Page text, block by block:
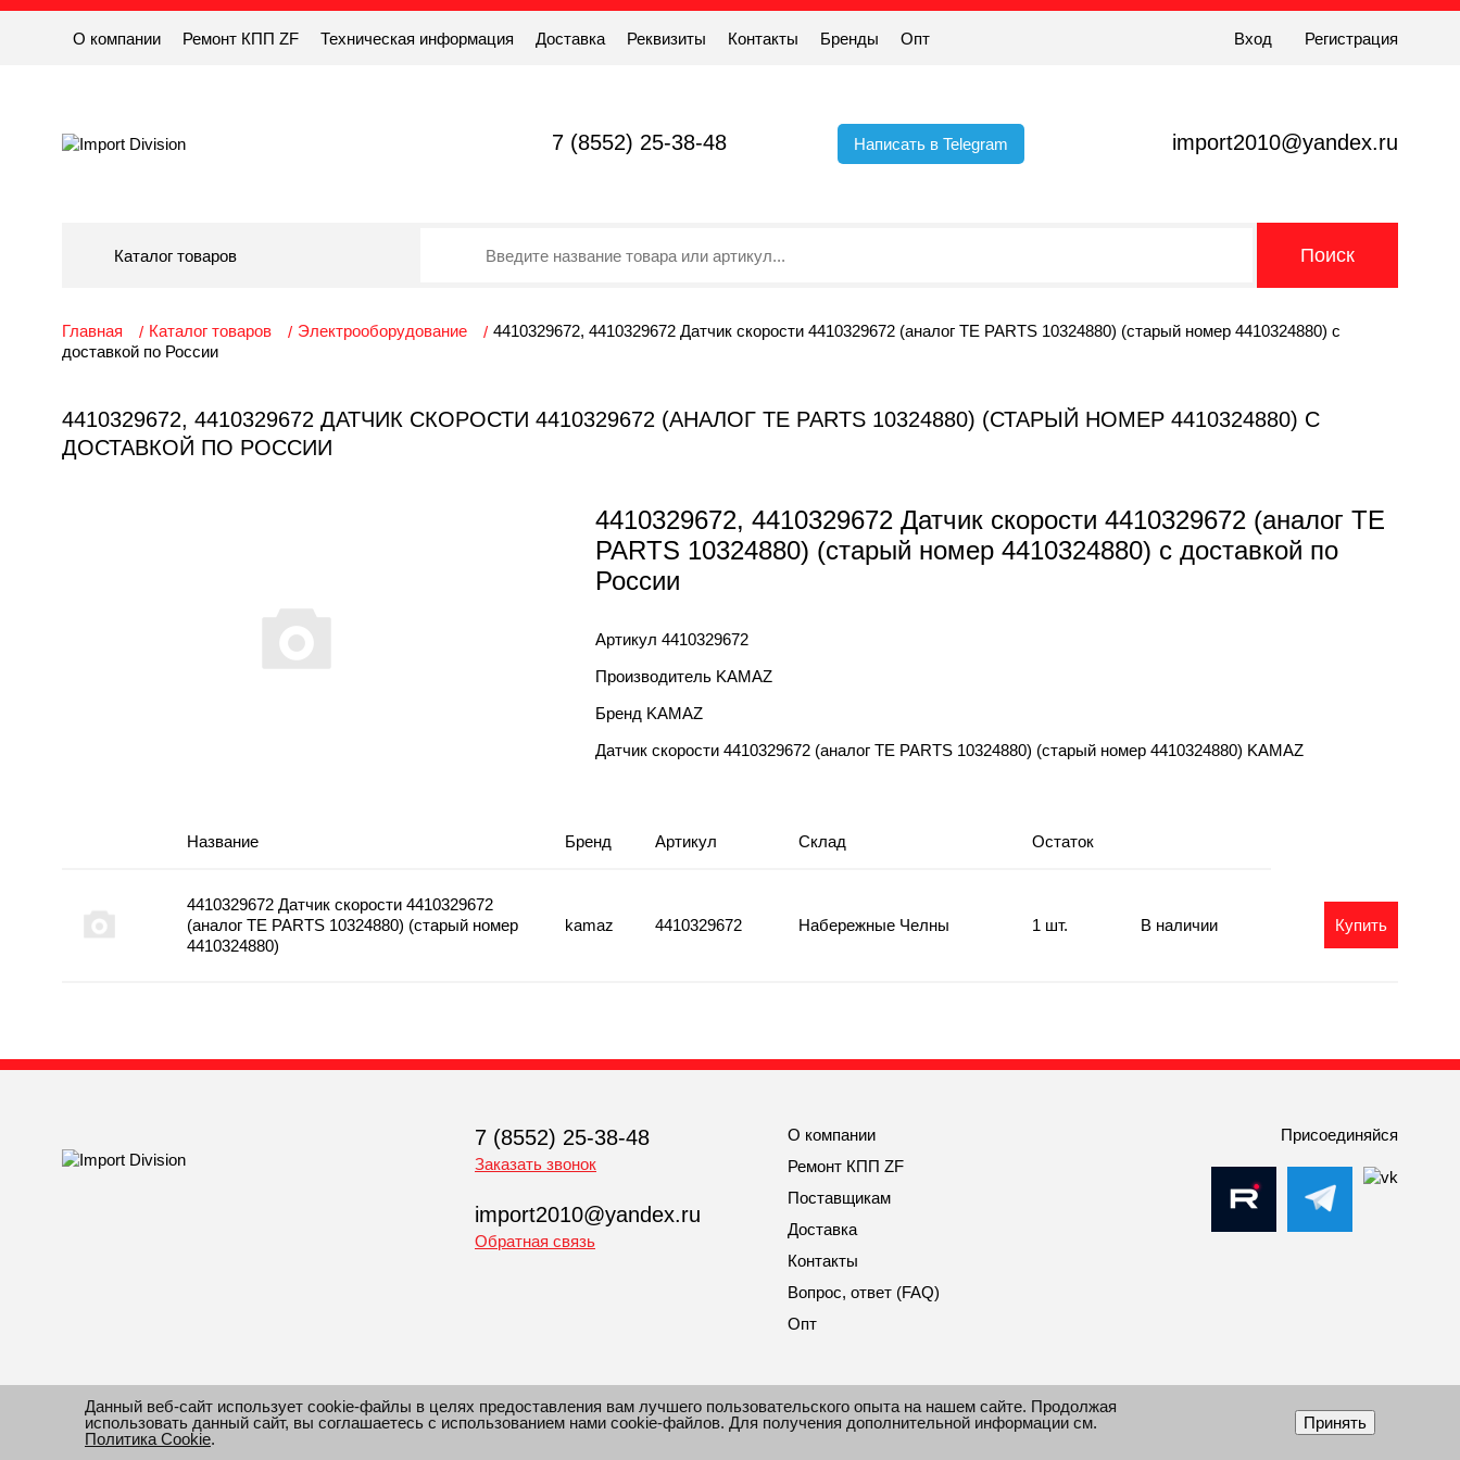
О компании Ремонт КПП ZF Техническая информация Доставка Реквизиты Контакты Бренды Опт Вход Регистрация
7 (8552) 25-38-48 Написать в Telegram import2010@yandex.ru
Каталог товаров
Главная Каталог товаров Электрооборудование
4410329672, 4410329672 Датчик скорости 4410329672 (аналог TE PARTS 10324880) (старый номер 4410324880) с
доставкой по России
4410329672, 4410329672 ДАТЧИК СКОРОСТИ 4410329672 (АНАЛОГ TE PARTS 10324880) (СТАРЫЙ НОМЕР 4410324880) С
ДОСТАВКОЙ ПО РОССИИ
4410329672, 4410329672 Датчик скорости 4410329672 (аналог TE
PARTS 10324880) (старый номер 4410324880) с доставкой по
России
Артикул 4410329672
Производитель KAMAZ
Бренд KAMAZ
Датчик скорости 4410329672 (аналог TE PARTS 10324880) (старый номер 4410324880) KAMAZ
Название Бренд Артикул Склад Остаток
4410329672 Датчик скорости 4410329672
(аналог TE PARTS 10324880) (старый номер
4410324880)
kamaz 4410329672 Набережные Челны 1 шт. В наличии Купить
7 (8552) 25-38-48
Заказать звонок
import2010@yandex.ru
Обратная связь
О компании
Ремонт КПП ZF
Поставщикам
Доставка
Контакты
Вопрос, ответ (FAQ)
Опт
Присоединяйся
© 2010-2026 Все права защищены Импорт Дивижн. Информация сайта защищена законом об авторских правах.
Данный веб-сайт использует cookie-файлы в целях предоставления вам лучшего пользовательского опыта на нашем сайте. Продолжая
использовать данный сайт, вы соглашаетесь с использованием нами cookie-файлов. Для получения дополнительной информации см.
Политика Cookie.
Принять